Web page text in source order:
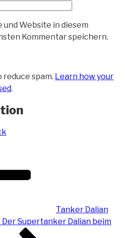
und Website in diesem
Kommentar speichern.
spam. Learn how your
.
Tanker Dalian
Der Supertanker Dalian beim